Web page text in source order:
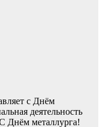
с Днём
деятельность
Днём металлурга!